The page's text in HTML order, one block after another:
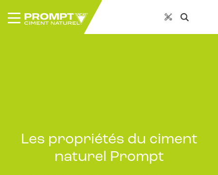
Les propriétés du ciment
naturel Prompt